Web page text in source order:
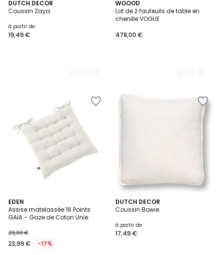
DUTCH DECOR
Coussin Zaya
à partir de
19,49 €
20
Couleurs
WOOOD
Lot de 2 fauteuils de table en
chenille VOGUE
478,00 €
15
Couleurs
EDEN
Assise matelassée 16 Points
GAIA – Gaze de Coton Unie
29,00 €
23,99 € -17%
17
Couleurs
DUTCH DECOR
Coussin Bowie
à partir de
17,49 €
12
Couleurs